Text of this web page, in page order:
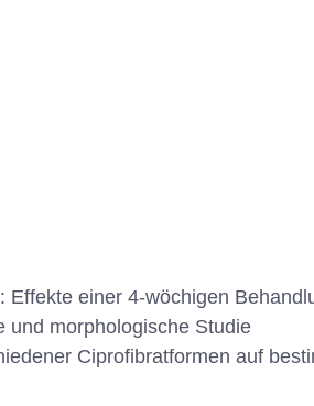
einer 4-wöchigen
und morphologische Studie
Ciprofibratformen auf